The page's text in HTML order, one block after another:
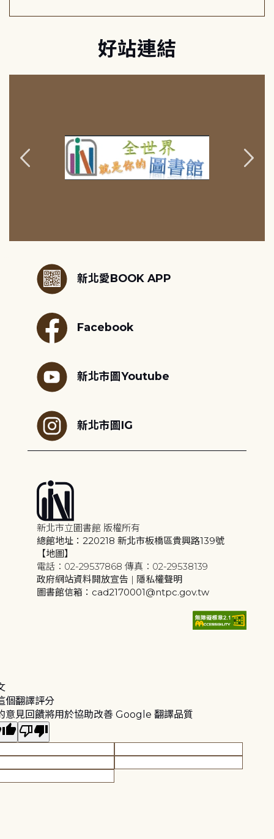
好站連結
新北愛BOOK APP
Facebook
新北市圖Youtube
新北市圖IG
新北市立圖書館 版權所有
總館地址：220218 新北市板橋區貴興路139號
【地圖】
電話：02-29537868 傳真：02-29538139
政府網站資料開放宣告 | 隱私權聲明
圖書館信箱：cad2170001@ntpc.gov.tw
個翻譯評分
意見回饋將用於協助改善 Google 翻譯品質